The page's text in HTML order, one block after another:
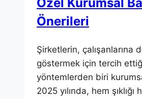
Özel Kurumsal
Önerileri
Şirketlerin, çalışanlarına
göstermek için tercih
yöntemlerden biri
2025 yılında, hem